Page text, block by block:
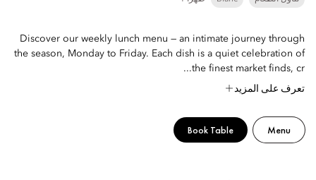
Discover our weekly lunch menu — an intimate journey through
the season, Monday to Friday. Each dish is a quiet celebration of
the finest market finds, cr...
تعرف على المزيد
Menu
Book Table